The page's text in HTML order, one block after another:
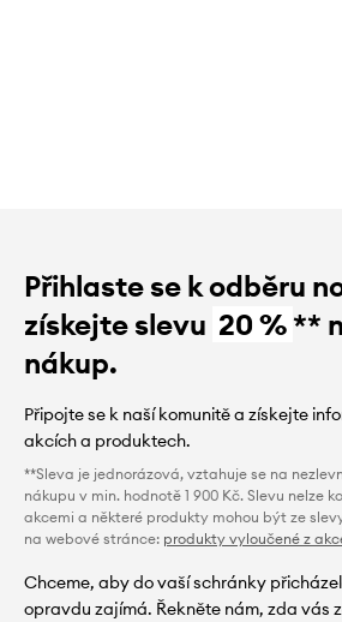
Přihlaste se k odběru
získejte slevu 20 %**
nákup.
Připojte se k naší komunitě a získejte
akcích a produktech.
**Sleva je jednorázová, vztahuje se na
nákupu v min. hodnotě 1 900 Kč. Slevu nelze
akcemi a některé produkty mohou být ze
na webové stránce: produkty vyloučené z
Chceme, aby do vaší schránky
opravdu zajímá. Řekněte nám, zda vás